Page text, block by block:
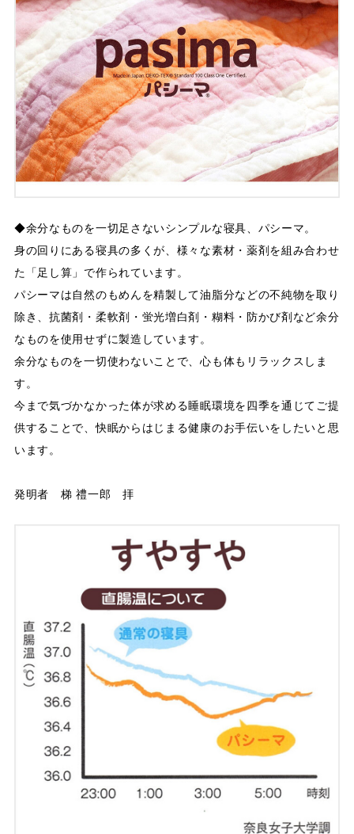
◆余分なものを一切足さないシンプルな寝具、パシーマ。
身の回りにある寝具の多くが、様々な素材・薬剤を組み合わせ
た「足し算」で作られています。
パシーマは自然のもめんを精製して油脂分などの不純物を取り
除き、抗菌剤・柔軟剤・蛍光増白剤・糊料・防かび剤など余分
なものを使用せずに製造しています。
余分なものを一切使わないことで、心も体もリラックスしま
す。
今まで気づかなかった体が求める睡眠環境を四季を通じてご提
供することで、快眠からはじまる健康のお手伝いをしたいと思
います。
発明者 梯 禮一郎 拝